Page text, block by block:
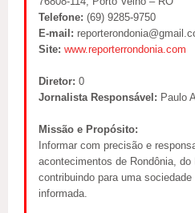
Telefone: (69) 9285-9750
E-mail:
Site: www.reporterrondonia.com
Diretor: 0
Jornalista Responsável: Paulo
Missão e Propósito:
Informar com precisão e
acontecimentos de Rondônia, do
contribuindo para uma
informada.